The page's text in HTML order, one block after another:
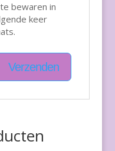
bewaren in
keer